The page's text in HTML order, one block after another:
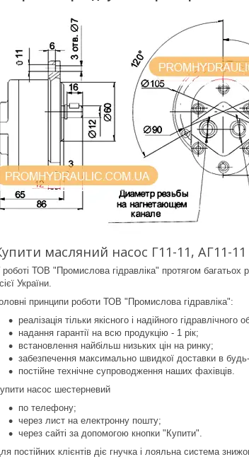
масляний насос Г11-11, АГ11-
роботі ТОВ "Промислова гідравліка" протягом багатьох
України.
принципи роботи ТОВ "Промислова гідравліка":
реалізація тільки якісного і надійного
надання гарантії на всю продукцію - 1 рік;
встановлення найбільш низьких цін на ринку;
забезпечення максимально швидкої доставки в будь-
постійне технічне супроводження наших фахівців.
насос шестерневий
по телефону;
через лист на електронну пошту;
через сайті за допомогою кнопки "Купити".
постійних клієнтів діє гнучка і лояльна система